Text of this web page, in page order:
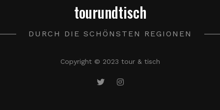
tourundtisch
DURCH DIE SCHÖNSTEN REGIONEN
Copyright © 2023 tour & tisch